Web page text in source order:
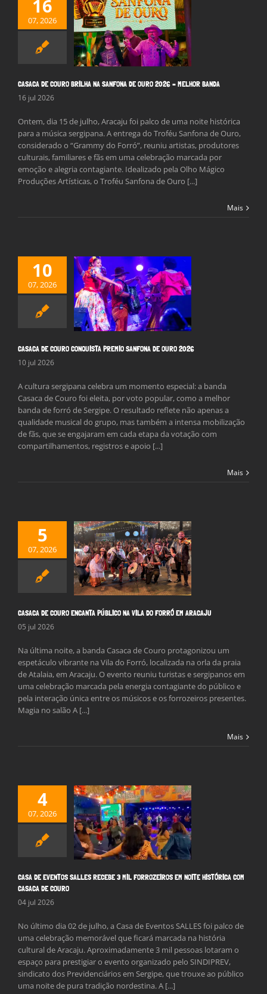
16
07, 2026
DE COURO
SANFONA DE
– MELHOR
CASACA DE COURO BRILHA NA SANFONA DE OURO 2026 – MELHOR BANDA
16 jul 2026
Ontem, dia 15 de julho, Aracaju foi palco de uma noite histórica
para a música sergipana. A entrega do Troféu Sanfona de Ouro,
considerado o “Grammy do Forró”, reuniu artistas, produtores
culturais, familiares e fãs em uma celebração marcada por
emoção e alegria contagiante. Idealizado pela Olho Mágico
Produções Artísticas, o Troféu Sanfona de Ouro [...]
Mais
10
07, 2026
DE COURO
DE OURO 2026
CASACA DE COURO CONQUISTA PREMIO SANFONA DE OURO 2026
10 jul 2026
A cultura sergipana celebra um momento especial: a banda
Casaca de Couro foi eleita, por voto popular, como a melhor
banda de forró de Sergipe. O resultado reflete não apenas a
qualidade musical do grupo, mas também a intensa mobilização
de fãs, que se engajaram em cada etapa da votação com
compartilhamentos, registros e apoio [...]
Mais
5
07, 2026
DE COURO
PÚBLICO NA
FORRÓ EM
CASACA DE COURO ENCANTA PÚBLICO NA VILA DO FORRÓ EM ARACAJU
05 jul 2026
Na última noite, a banda Casaca de Couro protagonizou um
espetáculo vibrante na Vila do Forró, localizada na orla da praia
de Atalaia, em Aracaju. O evento reuniu turistas e sergipanos em
uma celebração marcada pela energia contagiante do público e
pela interação única entre os músicos e os forrozeiros presentes.
Magia no salão A [...]
Mais
4
07, 2026
SALLES
3 MIL
COM CASACA
CASA DE EVENTOS SALLES RECEBE 3 MIL FORROZEIROS EM NOITE HISTÓRICA COM
CASACA DE COURO
04 jul 2026
No último dia 02 de julho, a Casa de Eventos SALLES foi palco de
uma celebração memorável que ficará marcada na história
cultural de Aracaju. Aproximadamente 3 mil pessoas lotaram o
espaço para prestigiar o evento organizado pelo SINDIPREV,
sindicato dos Previdenciários em Sergipe, que trouxe ao público
uma noite de pura tradição nordestina. A [...]